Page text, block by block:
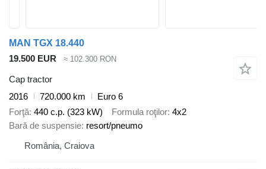
MAN TGX 18.440
19.500 EUR
≈ 102.300 RON
Cap tractor
2016
720.000 km
Euro 6
Forţă 440 c.p. (323 kW) Formula roţilor 4x2
Bară de suspensie resort/pneumo
România, Craiova